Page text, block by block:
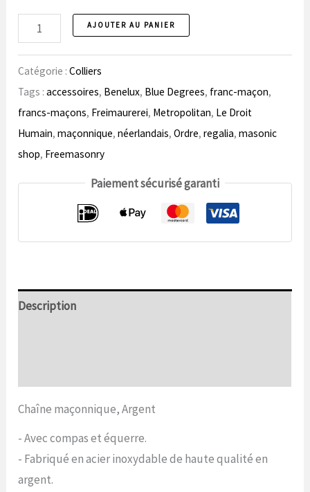
Numéro
de
la
chaîne
2
AJOUTER AU PANIER
Catégorie :Colliers
Tags :accessoires, Benelux, Blue Degrees, franc-maçon,
francs-maçons, Freimaurerei, Metropolitan, Le Droit
Humain,maçonnique,néerlandais,Ordre,regalia,masonic
shop, Freemasonry
Paiement sécurisé garanti
Description
Chaîne maçonnique, Argent
- Avec compas et équerre.
- Fabriqué en acier inoxydable de haute qualité en
argent.